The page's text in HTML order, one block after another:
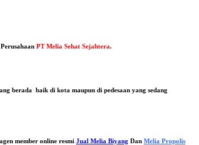
PT Melia Sehat Sejahtera.
berada baik di kota maupun di pedesaan yang sedang
member online resmi Jual Melia Biyang Dan Melia Propolis